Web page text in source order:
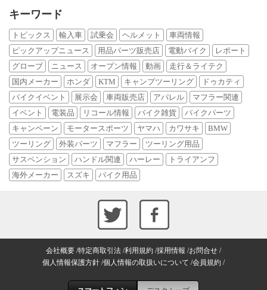
キーワード
トピックス 輸入車 試乗会 ヘルメット
車両情報
ピックアップニュース
用品パーツ販売店 電動バイク
レポート
グローブ
ニュース オープン情報 動画
走行＆ライテク
国内メーカー
ホンダ KTM キャンプツーリング
ドゥカティ
バイクイベント
展示会 車両販売店 アパレル
マフラー関連
イベント
電装品 リコール情報 バイク雑貨
バイクパーツ
キャンペーン
モータースポーツ ヤマハ カワサキ
BMW
ツーリング
外装パーツ マフラー
ツーリング用品
サスペンション
ハンドル関連 ハーレー
トライアンフ
海外メーカー
スズキ バイク用品
会社概要 特定商取引法 利用規約 採用情報 お問合せ
個人情報保護方針 個人情報の取扱いについて 会員規約